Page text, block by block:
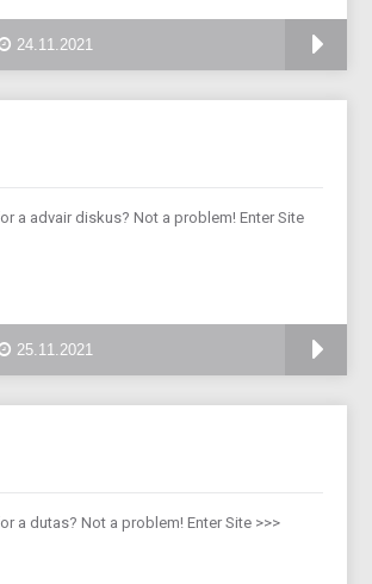
24.11.2021
a advair diskus? Not a problem! Enter Site
25.11.2021
a dutas? Not a problem! Enter Site >>>